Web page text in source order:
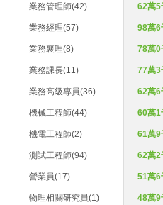
業務管理師(42) 62萬5
業務經理(57) 98萬6
業務襄理(8) 78萬0
業務課長(11) 77萬3
業務高級專員(36) 62萬6
機械工程師(44) 60萬1
機電工程師(2) 61萬9
測試工程師(94) 62萬2
營業員(17) 51萬6
物理相關研究員(1) 48萬9